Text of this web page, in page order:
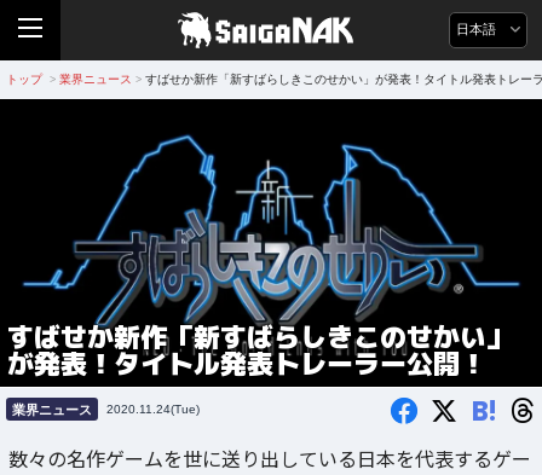
日本語
トップ > 業界ニュース > すばせか新作「新すばらしきこのせかい」が発表！タイトル発表トレー
すばせか新作「新すばらしきこのせかい」
が発表！タイトル発表トレーラー公開！
業界ニュース 2020.11.24(Tue) B!
数々の名作ゲームを世に送り出している日本を代表するゲー